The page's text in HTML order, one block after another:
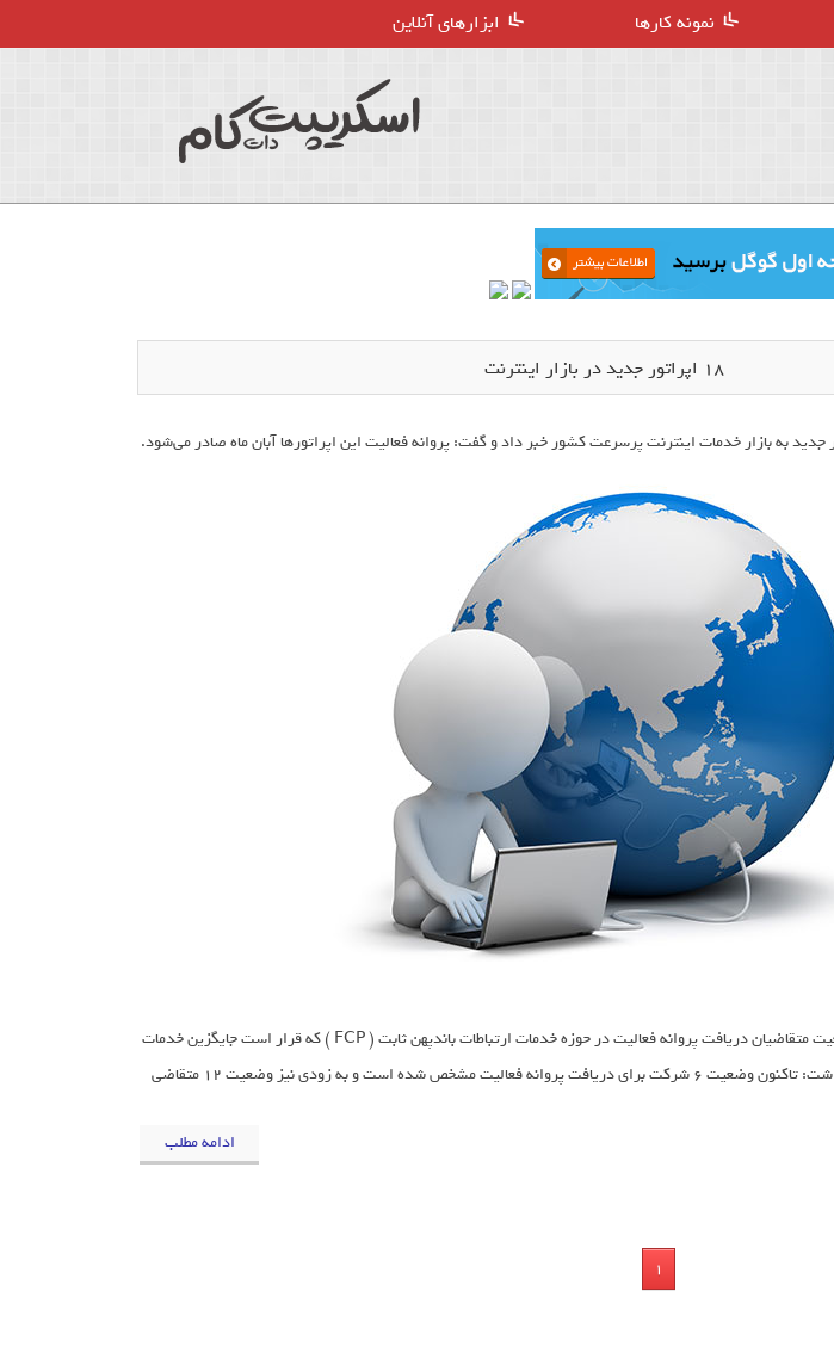
نمونه کارها ابزارهای آنلاین
۱۸ اپراتور جدید در بازار اینترنت
علی اصغر عمیدیان در مورد آخرین وضعیت متقاضیان دریافت پروانه فعالیت در حوزه خدمات ارتباطات باندپهن ثابت ( FCP ) که قرار است جایگزین خدمات
دهندگان PAP در کشور شوند، اظهار داشت: تاکنون وضعیت ۶ شرکت برای دریافت پروانه فعالیت مشخص شده است و به زودی نیز وضعیت ۱۲ متقاضی
ادامه مطلب
1